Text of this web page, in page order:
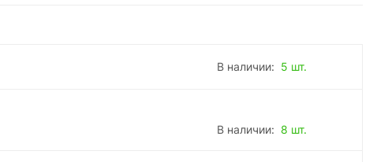
В наличии: 5 шт.
В наличии: 8 шт.